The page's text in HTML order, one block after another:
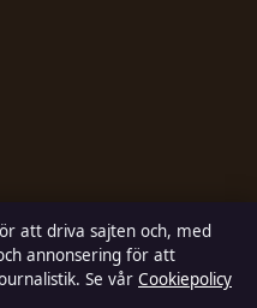
att driva sajten och, med
annonsering för att
Se vår Cookiepolicy